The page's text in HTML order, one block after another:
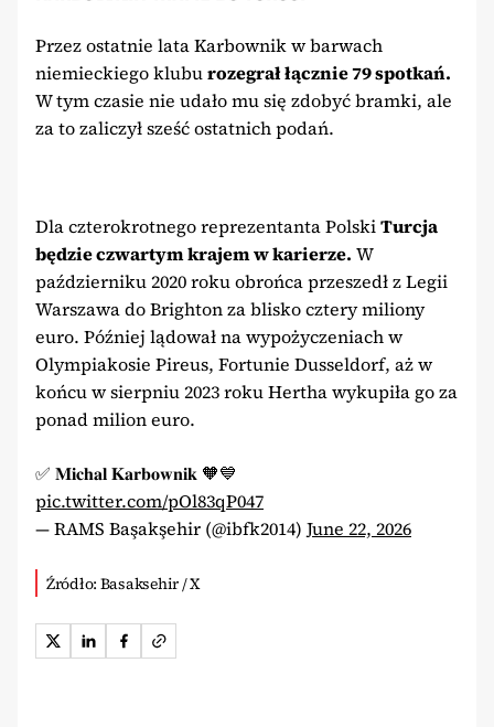
Przez ostatnie lata Karbownik w barwach
niemieckiego kluburozegrał łącznie 79 spotkań.
W tym czasie nie udało mu się zdobyć bramki, ale
za to zaliczył sześć ostatnich podań.
Dla czterokrotnego reprezentanta PolskiTurcja
będzie czwartym krajem w karierze. W
październiku 2020 roku obrońca przeszedł z Legii
Warszawa do Brighton za blisko cztery miliony
euro. Później lądował na wypożyczeniach w
Olympiakosie Pireus, Fortunie Dusseldorf, aż w
końcu w sierpniu 2023 roku Hertha wykupiła go za
ponad milion euro.
✅️ 𝐌𝐢𝐜𝐡𝐚𝐥 𝐊𝐚𝐫𝐛𝐨𝐰𝐧𝐢𝐤 🧡💙
pic.twitter.com/pOl83qP047
— RAMS Başakşehir (@ibfk2014) June 22, 2026
Źródło: Basaksehir / X